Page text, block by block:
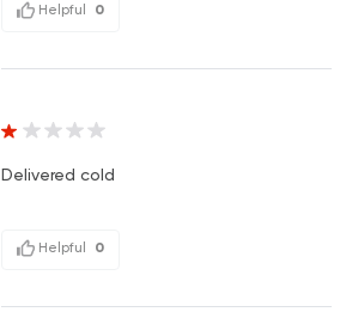
Helpful 0
Delivered cold
Helpful 0